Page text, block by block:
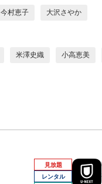
今村恵子 大沢さやか
米澤史織 小高恵美
見放題
レンタル